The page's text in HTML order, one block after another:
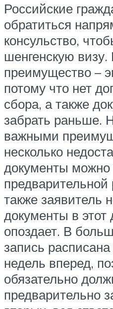
Российские
обратиться
консульство,
шенгенскую визу.
преимущество –
потому что нет
сбора, а также
забрать раньше.
важными
несколько
документы можно
предварительной
также заявитель
документы в этот
опоздает. В
запись
недель вперед,
обязательно
предварительно